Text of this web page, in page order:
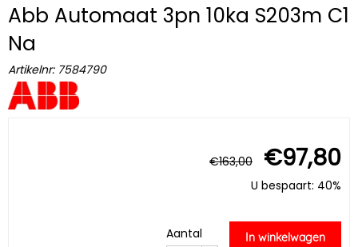
Abb Automaat 3pn 10ka S203m C1
Na
Artikelnr: 7584790
€163,00 €97,80
U bespaart: 40%
Aantal In winkelwagen